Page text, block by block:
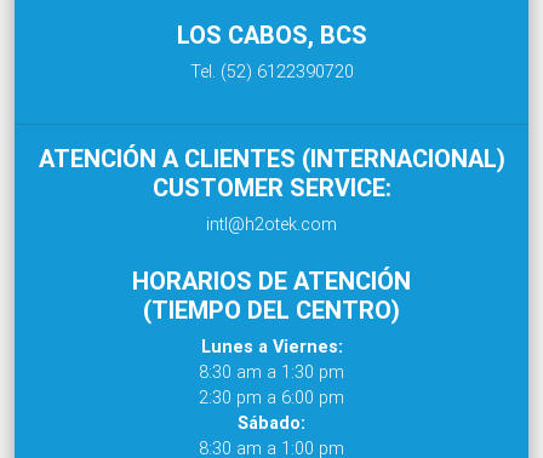
LOS CABOS, BCS
Tel. (52) 6122390720
ATENCIÓN A CLIENTES (INTERNACIONAL)
CUSTOMER SERVICE:
intl@h2otek.com
HORARIOS DE ATENCIÓN
(TIEMPO DEL CENTRO)
Lunes a Viernes:
8:30 am a 1:30 pm
2:30 pm a 6:00 pm
Sábado:
8:30 am a 1:00 pm